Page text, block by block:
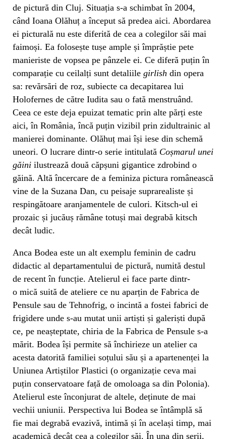
de pictură din Cluj. Situația s-a schimbat în 2004,
când Ioana Olăhuț a început să predea aici. Abordarea
ei picturală nu este diferită de cea a colegilor săi mai
faimoși. Ea folosește tușe ample și împrăștie pete
manieriste de vopsea pe pânzele ei. Ce diferă puțin în
comparație cu ceilalți sunt detaliile girlish din opera
sa: revărsări de roz, subiecte ca decapitarea lui
Holofernes de către Iudita sau o fată menstruând.
Ceea ce este deja epuizat tematic prin alte părți este
aici, în România, încă puțin vizibil prin zidultrainic al
manierei dominante. Olăhuț mai își iese din schemă
uneori. O lucrare dintr-o serie intitulată Coșmarul unei
găini ilustrează două căpșuni gigantice zdrobind o
găină. Altă încercare de a feminiza pictura românească
vine de la Suzana Dan, cu peisaje suprarealiste și
respingătoare aranjamentele de culori. Kitsch-ul ei
prozaic și jucăuș rămâne totuși mai degrabă kitsch
decât ludic.
Anca Bodea este un alt exemplu feminin de cadru
didactic al departamentului de pictură, numită destul
de recent în funcție. Atelierul ei face parte dintr-
o mică suită de ateliere ce nu aparțin de Fabrica de
Pensule sau de Tehnofrig, o incintă a fostei fabrici de
frigidere unde s-au mutat unii artiști și galeriști după
ce, pe neașteptate, chiria de la Fabrica de Pensule s-a
mărit. Bodea își permite să închirieze un atelier ca
acesta datorită familiei soțului său și a apartenenței la
Uniunea Artiștilor Plastici (o organizație ceva mai
puțin conservatoare față de omoloaga sa din Polonia).
Atelierul este înconjurat de altele, deținute de mai
vechii uniunii. Perspectiva lui Bodea se întâmplă să
fie mai degrabă evazivă, intimă și în același timp, mai
academică decât cea a colegilor săi. În una din serii,